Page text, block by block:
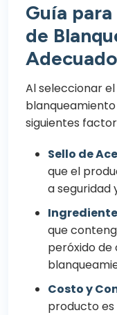
Guía
de
Adecuado
Al seleccionar
siguientes
Sello de
que el
a seguridad
que
peróxido
Costo y
producto es